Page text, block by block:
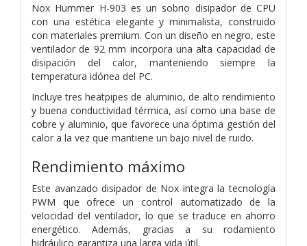
Nox Hummer H-903 es un sobrio disipador de CPU
con una estética elegante y minimalista, construido
con materiales premium. Con un diseño en negro, este
ventilador de 92 mm incorpora una alta capacidad de
disipación del calor, manteniendo siempre la
temperatura idónea del PC.
Incluye tres heatpipes de aluminio, de alto rendimiento
y buena conductividad térmica, así como una base de
cobre y aluminio, que favorece una óptima gestión del
calor a la vez que mantiene un bajo nivel de ruido.
Rendimiento máximo
Este avanzado disipador de Nox integra la tecnología
PWM que ofrece un control automatizado de la
velocidad del ventilador, lo que se traduce en ahorro
energético. Además, gracias a su rodamiento
hidráulico garantiza una larga vida útil.